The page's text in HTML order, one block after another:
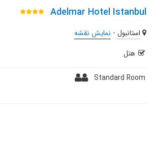
Adelmar Hotel Istanbul
استانبول - نمایش نقشه
هتل
Standard Room